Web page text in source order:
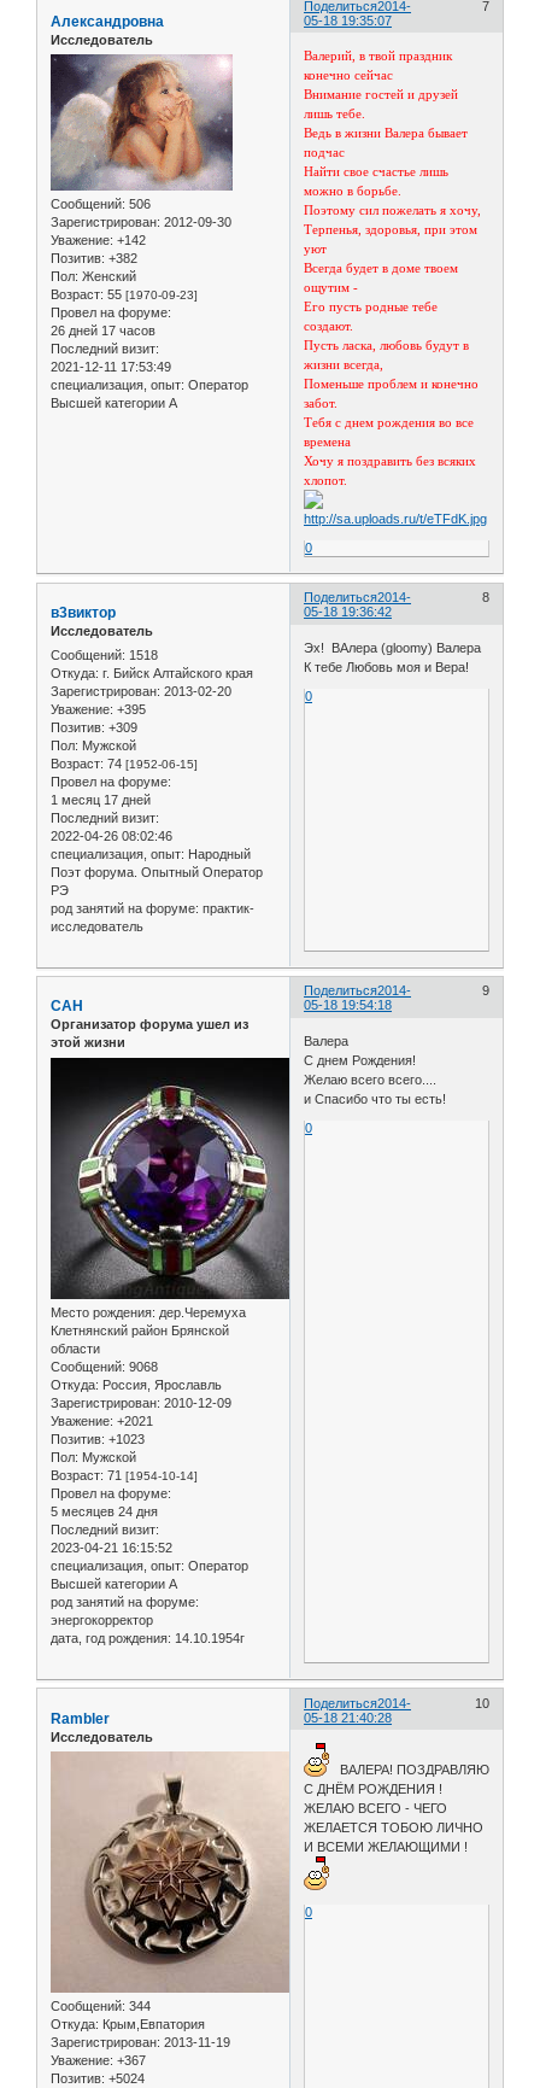
Поделиться 7
2014-
05-18 19:35:07
Александровна
Исследователь
Сообщений: 506
Зарегистрирован: 2012-09-30
Уважение: +142
Позитив: +382
Пол: Женский
Возраст: 55 [1970-09-23]
Провел на форуме:
26 дней 17 часов
Последний визит:
2021-12-11 17:53:49
специализация, опыт: Оператор
Высшей категории А
Валерий, в твой праздник
конечно сейчас
Внимание гостей и друзей
лишь тебе.
Ведь в жизни Валера бывает
подчас
Найти свое счастье лишь
можно в борьбе.
Поэтому сил пожелать я хочу,
Терпенья, здоровья, при этом
уют
Всегда будет в доме твоем
ощутим -
Его пусть родные тебе
создают.
Пусть ласка, любовь будут в
жизни всегда,
Поменьше проблем и конечно
забот.
Тебя с днем рождения во все
времена
Хочу я поздравить без всяких
хлопот.
0
Поделиться 8
2014-
05-18 19:36:42
в3виктор
Исследователь
Сообщений: 1518
Откуда: г. Бийск Алтайского края
Зарегистрирован: 2013-02-20
Уважение: +395
Позитив: +309
Пол: Мужской
Возраст: 74 [1952-06-15]
Провел на форуме:
1 месяц 17 дней
Последний визит:
2022-04-26 08:02:46
специализация, опыт: Народный
Поэт форума. Опытный Оператор
РЭ
род занятий на форуме: практик-
исследователь
Эх! ВАлера (gloomy) Валера
К тебе Любовь моя и Вера!
0
Поделиться 9
2014-
05-18 19:54:18
САН
Организатор форума ушел из
этой жизни
Место рождения: дер.Черемуха
Клетнянский район Брянской
области
Сообщений: 9068
Откуда: Россия, Ярославль
Зарегистрирован: 2010-12-09
Уважение: +2021
Позитив: +1023
Пол: Мужской
Возраст: 71 [1954-10-14]
Провел на форуме:
5 месяцев 24 дня
Последний визит:
2023-04-21 16:15:52
специализация, опыт: Оператор
Высшей категории А
род занятий на форуме:
энергокорректор
дата, год рождения: 14.10.1954г
Валера
С днем Рождения!
Желаю всего всего....
и Спасибо что ты есть!
0
Поделиться 10
2014-
05-18 21:40:28
Rambler
Исследователь
Сообщений: 344
Откуда: Крым,Евпатория
Зарегистрирован: 2013-11-19
Уважение: +367
Позитив: +5024
ВАЛЕРА! ПОЗДРАВЛЯЮ
С ДНЁМ РОЖДЕНИЯ !
ЖЕЛАЮ ВСЕГО - ЧЕГО
ЖЕЛАЕТСЯ ТОБОЮ ЛИЧНО
И ВСЕМИ ЖЕЛАЮЩИМИ !
0